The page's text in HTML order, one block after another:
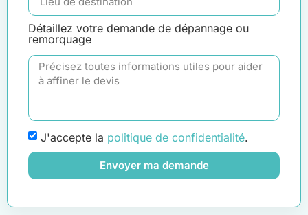
Détaillez votre demande de dépannage ou
remorquage
J'accepte la politique de confidentialité.
Envoyer ma demande